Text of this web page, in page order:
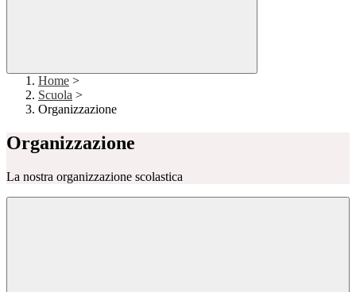
Home >
Scuola >
Organizzazione
Organizzazione
La nostra organizzazione scolastica